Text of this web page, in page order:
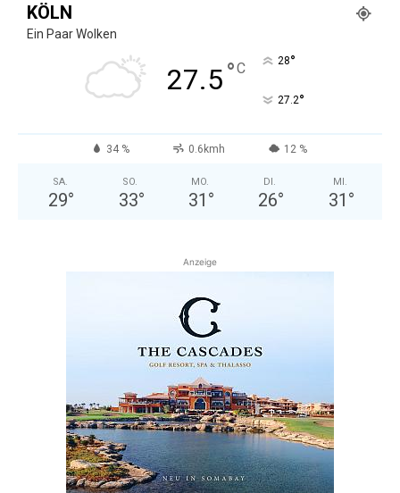
KÖLN
Ein Paar Wolken
27.5°C 28°
27.2°
34 % 0.6kmh 12 %
SA.
29°
SO.
33°
MO.
31 °
DI.
26°
MI.
31 °
Anzeige